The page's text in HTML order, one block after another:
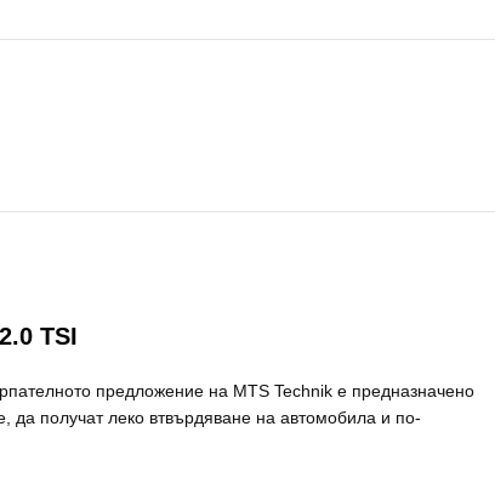
TSI
предложение на MTS Technik е предназначено
да получат леко втвърдяване на автомобила и по-